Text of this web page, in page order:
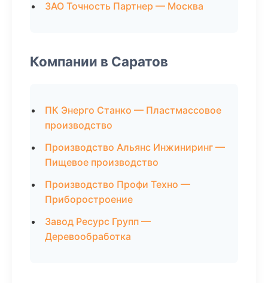
ЗАО Точность Партнер — Москва
Компании в Саратов
ПК Энерго Станко — Пластмассовое
производство
Производство Альянс Инжиниринг —
Пищевое производство
Производство Профи Техно —
Приборостроение
Завод Ресурс Групп —
Деревообработка